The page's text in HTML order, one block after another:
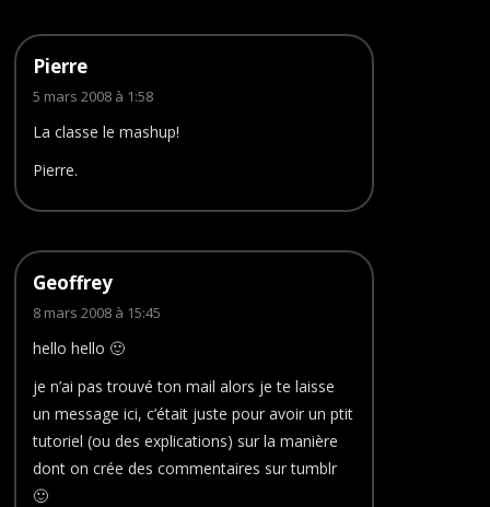
Pierre
5 mars 2008 à 1:58
La classe le mashup!
Pierre.
Geoffrey
8 mars 2008 à 15:45
hello hello 🙂
je n’ai pas trouvé ton mail alors je te laisse
un message ici, c’était juste pour avoir un ptit
tutoriel (ou des explications) sur la manière
dont on crée des commentaires sur tumblr
🙂